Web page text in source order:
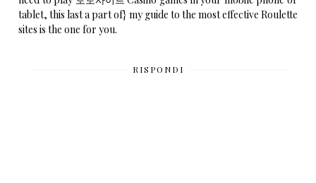
tablet, this last a part of} my guide to the most effective Roulette
sites is the one for you.
RISPONDI